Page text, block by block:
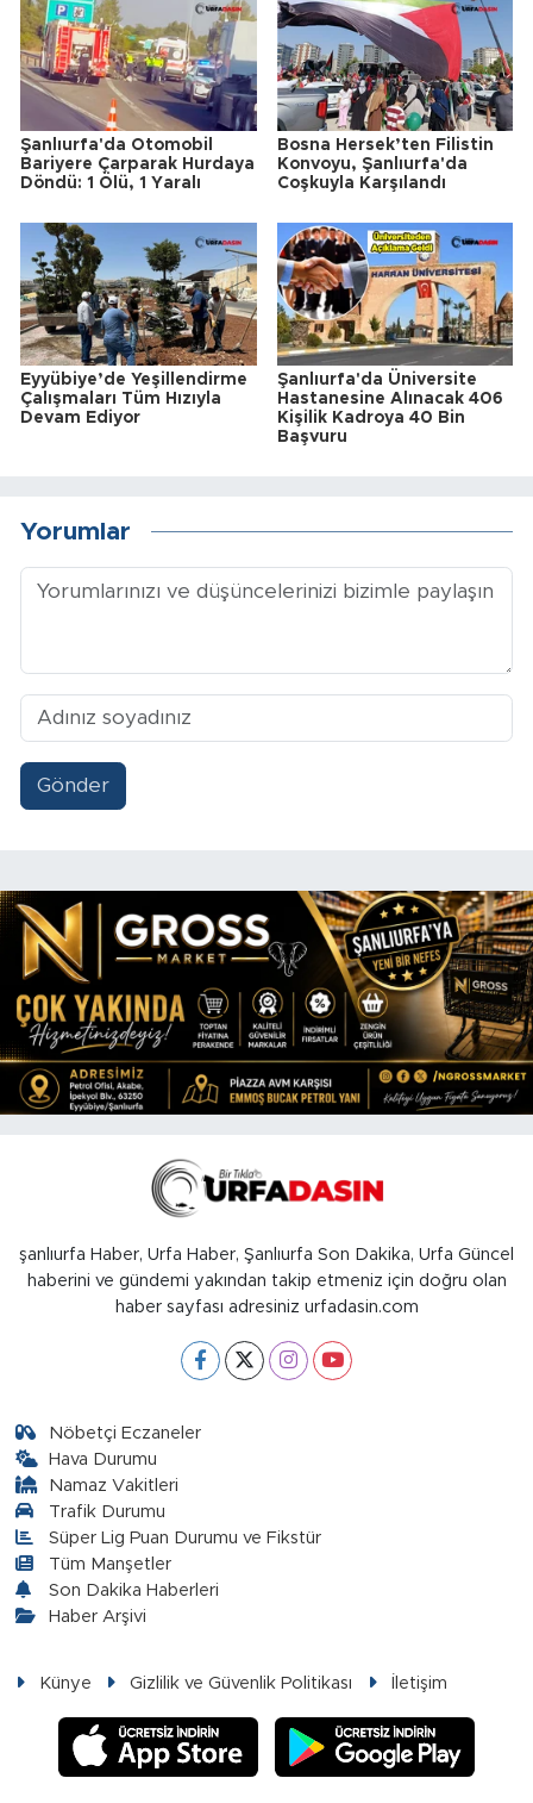
Şanlıurfa'da Otomobil
Bariyere Çarparak Hurdaya
Döndü: 1 Ölü, 1 Yaralı
Bosna Hersek’ten Filistin
Konvoyu, Şanlıurfa'da
Coşkuyla Karşılandı
Eyyübiye’de Yeşillendirme
Çalışmaları Tüm Hızıyla
Devam Ediyor
Şanlıurfa'da Üniversite
Hastanesine Alınacak 406
Kişilik Kadroya 40 Bin
Başvuru
Yorumlar
Gönder
şanlıurfa Haber, Urfa Haber, Şanlıurfa Son Dakika, Urfa Güncel
haberini ve gündemi yakından takip etmeniz için doğru olan
haber sayfası adresiniz urfadasin.com
Nöbetçi Eczaneler
Hava Durumu
Namaz Vakitleri
Trafik Durumu
Süper Lig Puan Durumu ve Fikstür
Tüm Manşetler
Son Dakika Haberleri
Haber Arşivi
Künye Gizlilik ve Güvenlik Politikası İletişim